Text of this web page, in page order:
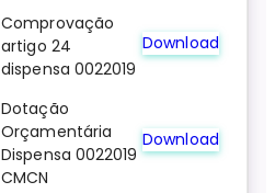
Comprovação
artigo 24
dispensa 0022019
Download
Dotação
Orçamentária
Dispensa 0022019
CMCN
Download